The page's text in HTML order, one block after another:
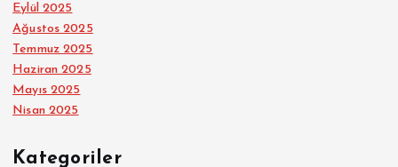
Eylül 2025
Ağustos 2025
Temmuz 2025
Haziran 2025
Mayıs 2025
Nisan 2025
Kategoriler